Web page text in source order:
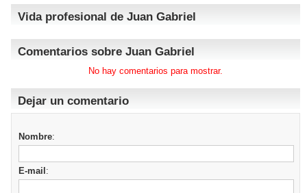
Vida profesional de Juan Gabriel
Comentarios sobre Juan Gabriel
No hay comentarios para mostrar.
Dejar un comentario
Nombre:
E-mail :